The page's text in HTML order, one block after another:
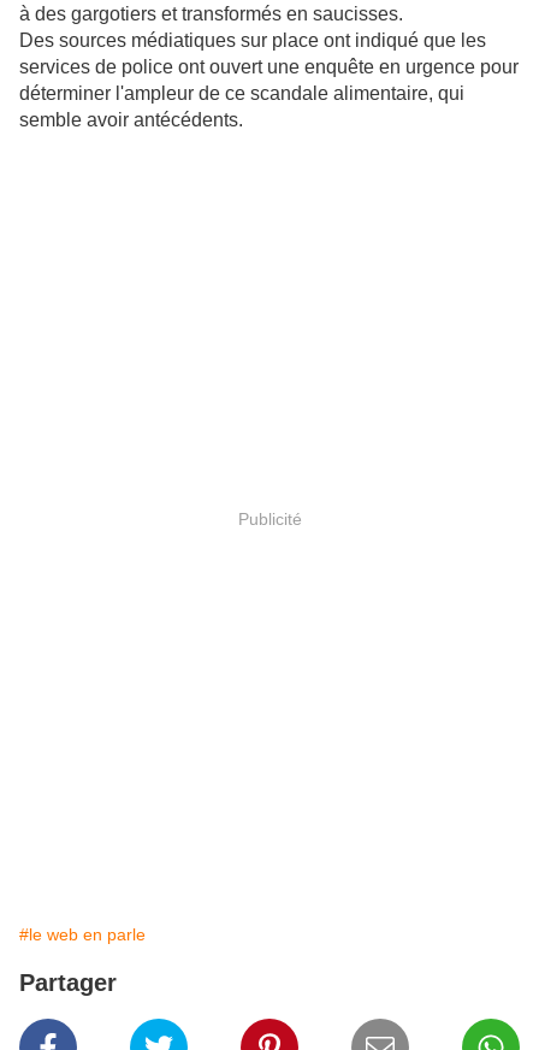
à des gargotiers et transformés en saucisses.
Des sources médiatiques sur place ont indiqué que les
services de police ont ouvert une enquête en urgence pour
déterminer l'ampleur de ce scandale alimentaire, qui
semble avoir antécédents.
Publicité
#le web en parle
Partager